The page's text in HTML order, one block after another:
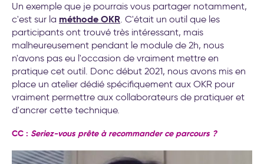
Un exemple que je pourrais vous partager notamment,
c'est sur la méthode OKR. C'était un outil que les
participants ont trouvé très intéressant, mais
malheureusement pendant le module de 2h, nous
n'avons pas eu l'occasion de vraiment mettre en
pratique cet outil. Donc début 2021, nous avons mis en
place un atelier dédié spécifiquement aux OKR pour
vraiment permettre aux collaborateurs de pratiquer et
d'ancrer cette technique.
CC : Seriez-vous prête à recommander ce parcours ?